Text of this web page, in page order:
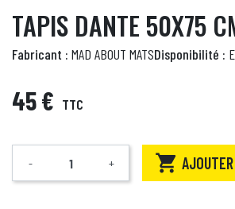
TAPIS DANTE 50X75
Fabricant : MAD ABOUT MATSDisponibilité :
45 € TTC
Quantité
- + 